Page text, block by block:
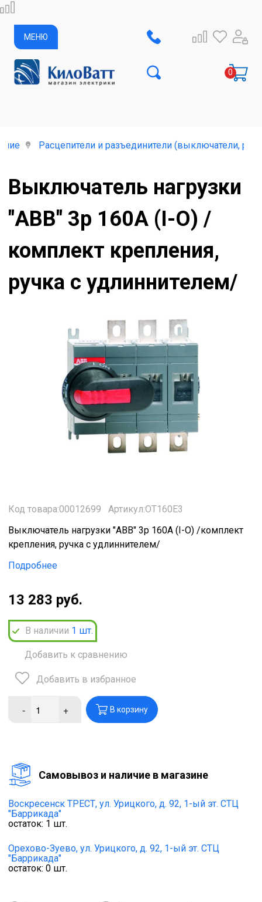
МЕНЮ
Расцепители и разъединители (выключатели,
Выключатель нагрузки
"ABB" 3p 160A (I-O) /
комплект крепления,
ручка с удлиннителем/
Код товара:00012699
Артикул:OT160E3
Выключатель нагрузки "ABB" 3p 160A (I-O) /комплект
крепления, ручка с удлиннителем/
Подробнее
13 283 руб.
В наличии 1 шт.
Добавить к сравнению
Добавить в избранное
- + В корзину
Cамовывоз и наличие в магазине
Воскресенск ТРЕСТ, ул. Урицкого, д. 92, 1-ый эт. СТЦ
"Баррикада"
остаток: 1 шт.
Орехово-Зуево, ул. Урицкого, д. 92, 1-ый эт. СТЦ
"Баррикада"
остаток: 0 шт.